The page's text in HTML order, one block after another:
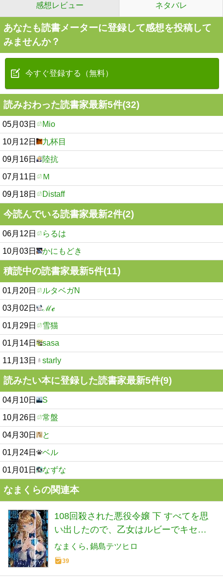
感想レビュー ネタバレ
あなたも読書メーターに登録して感想を投稿して
みませんか？
今すぐ登録する（無料）
読みおわった読書家最新5件(32)
05月03日 Mio
10月12日 九杯目
09月16日 陸抗
07月11日 Ｍ
09月18日 Distaff
今読んでいる読書家最新2件(2)
06月12日 らるは
10月03日 かにもどき
積読中の読書家最新5件(11)
01月20日 ルタベガN
03月02日 ℳℯ
01月29日 雪猫
01月14日 sasa
11月13日 starly
読みたい本に登録した読書家最新5件(9)
04月10日 S
10月26日 常盤
04月30日 と
01月24日 ベル
01月01日 なずな
なまくらの関連本
108回殺された悪役令嬢 下 すべてを思
い出したので、乙女はルビーでキセキ
します BABY編
なまくら 鍋島テツヒロ
39